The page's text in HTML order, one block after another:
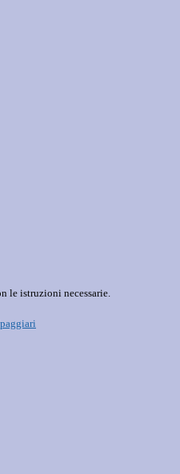
le istruzioni necessarie.